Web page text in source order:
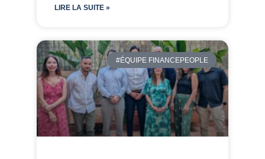
LIRE LA SUITE »
#ÉQUIPE FINANCEPEOPLE